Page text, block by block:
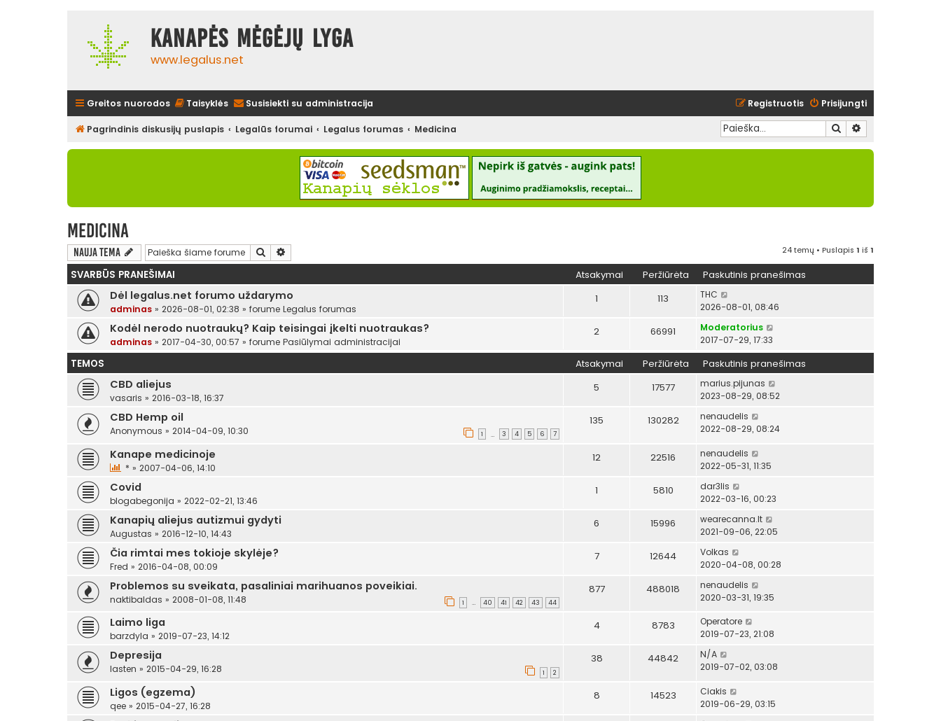
Kanapės mėgėjų lyga
www.legalus.net
Greitos nuorodos Taisyklės Susisiekti su administracija Prisijungti
Registruotis
Pagrindinis diskusijų puslapis Legalūs forumai Legalus forumas Medicina Ieškoti
Medicina
Nauja tema Ieškoti 24 temų • Puslapis 1 iš 1
SVARBŪS PRANEŠIMAI Atsakymai Peržiūrėta Paskutinis pranešimas
Dėl legalus.net forumo uždarymo
adminas » 2026-08-01, 02:38 » forume Legalus forumas
1 113
THC
2026-08-01, 08:46
Kodėl nerodo nuotraukų? Kaip teisingai įkelti nuotraukas?
adminas » 2017-04-30, 00:57 » forume Pasiūlymai administracijai
2 66991
Moderatorius
2017-07-29, 17:33
TEMOS Atsakymai Peržiūrėta Paskutinis pranešimas
CBD aliejus
vasaris » 2016-03-18, 16:37
5 17577
marius.pijunas
2023-08-29, 08:52
CBD Hemp oil
Anonymous » 2014-04-09, 10:30 1 … 3 4 5 6 7
135 130282
nenaudelis
2022-08-29, 08:24
Kanape medicinoje
* » 2007-04-06, 14:10
12 22516
nenaudelis
2022-05-31, 11:35
Covid
blogabegonija » 2022-02-21, 13:46
1 5810
dar3lis
2022-03-16, 00:23
Kanapių aliejus autizmui gydyti
Augustas » 2016-12-10, 14:43
6 15996
wearecanna.lt
2021-09-06, 22:05
Čia rimtai mes tokioje skylėje?
Fred » 2016-04-08, 00:09
7 12644
Volkas
2020-04-08, 00:28
Problemos su sveikata, pasaliniai marihuanos poveikiai.
naktibaldas » 2008-01-08, 11:48 1 … 40 41 42 43 44
877 488018
nenaudelis
2020-03-31, 19:35
Laimo liga
barzdyla » 2019-07-23, 14:12
4 8783
Operatore
2019-07-23, 21:08
Depresija
lasten » 2015-04-29, 16:28 1 2
38 44842
N/A
2019-07-02, 03:08
Ligos (egzema)
qee » 2015-04-27, 16:28
8 14523
Ciakis
2019-06-29, 03:15